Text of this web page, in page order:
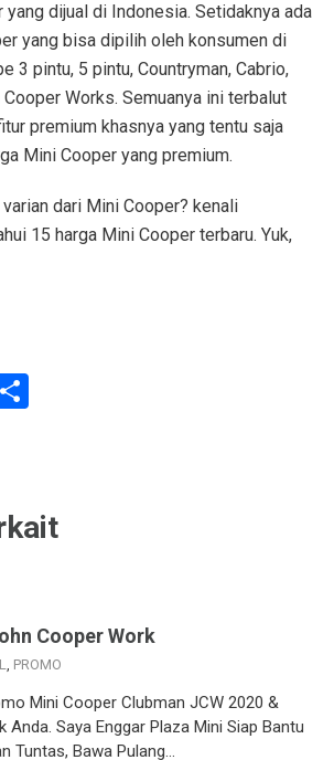
dijual di Indonesia. Setidaknya ada
yang bisa dipilih oleh konsumen di
3 pintu, 5 pintu, Countryman, Cabrio,
Cooper Works. Semuanya ini terbalut
premium khasnya yang tentu saja
Mini Cooper yang premium.
dari Mini Cooper? kenali
15 harga Mini Cooper terbaru. Yuk,
Cooper Work
, PROMO
Mini Cooper Clubman JCW 2020 &
Anda. Saya Enggar Plaza Mini Siap Bantu
Tuntas, Bawa Pulang…